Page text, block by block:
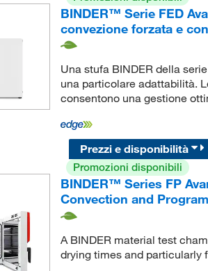
BINDER™ Serie FED
convezione forzata e
Una stufa BINDER della
una particolare adattabilità.
consentono una gestione
Prezzi e disponibilità
Promozioni disponibili
BINDER™ Series FP
Convection and
A BINDER material test
drying times and particularly